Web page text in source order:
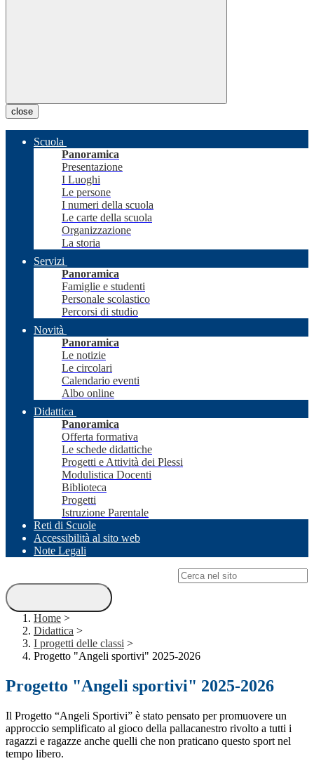
close
Scuola
Panoramica
Presentazione
I Luoghi
Le persone
I numeri della scuola
Le carte della scuola
Organizzazione
La storia
Servizi
Panoramica
Famiglie e studenti
Personale scolastico
Percorsi di studio
Novità
Panoramica
Le notizie
Le circolari
Calendario eventi
Albo online
Didattica
Panoramica
Offerta formativa
Le schede didattiche
Progetti e Attività dei Plessi
Modulistica Docenti
Biblioteca
Progetti
Istruzione Parentale
Reti di Scuole
Accessibilità al sito web
Note Legali
Home >
Didattica >
I progetti delle classi >
Progetto "Angeli sportivi" 2025-2026
Progetto "Angeli sportivi" 2025-2026
Il Progetto “Angeli Sportivi” è stato pensato per promuovere un
approccio semplificato al gioco della pallacanestro rivolto a tutti i
ragazzi e ragazze anche quelli che non praticano questo sport nel
tempo libero.